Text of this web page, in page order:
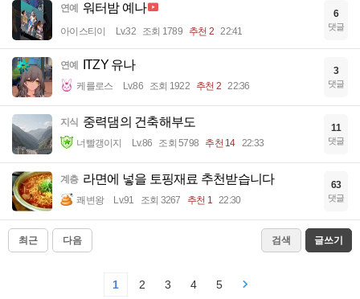
연예 워터밤 예나
아이스티이 Lv.32 조회 1789 추천 2 22:41
6
댓글
연예 ITZY 유나
케를로스 Lv.86 조회 1922 추천 2 22:36
3
댓글
지식 중력댐의 건축해부도
너빨갱이지 Lv.86 조회 5798 추천 14 22:33
11
댓글
계층 라면에 넣을 토핑재료 추천받습니다
쾌변왕 Lv.91 조회 3267 추천 1 22:30
63
댓글
최근 다음 검색 글쓰기
1 2 3 4 5